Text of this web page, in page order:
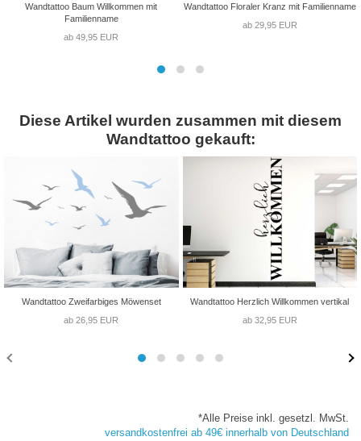
Wandtattoo Baum Willkommen mit
Familienname
ab 49,95 EUR
Wandtattoo Floraler Kranz mit Familienname
ab 29,95 EUR
Diese Artikel wurden zusammen mit diesem
Wandtattoo gekauft:
Wandtattoo Zweifarbiges Möwenset
ab 26,95 EUR
Wandtattoo Herzlich Willkommen vertikal
ab 32,95 EUR
*Alle Preise inkl. gesetzl. MwSt.
versandkostenfrei ab 49€ innerhalb von Deutschland